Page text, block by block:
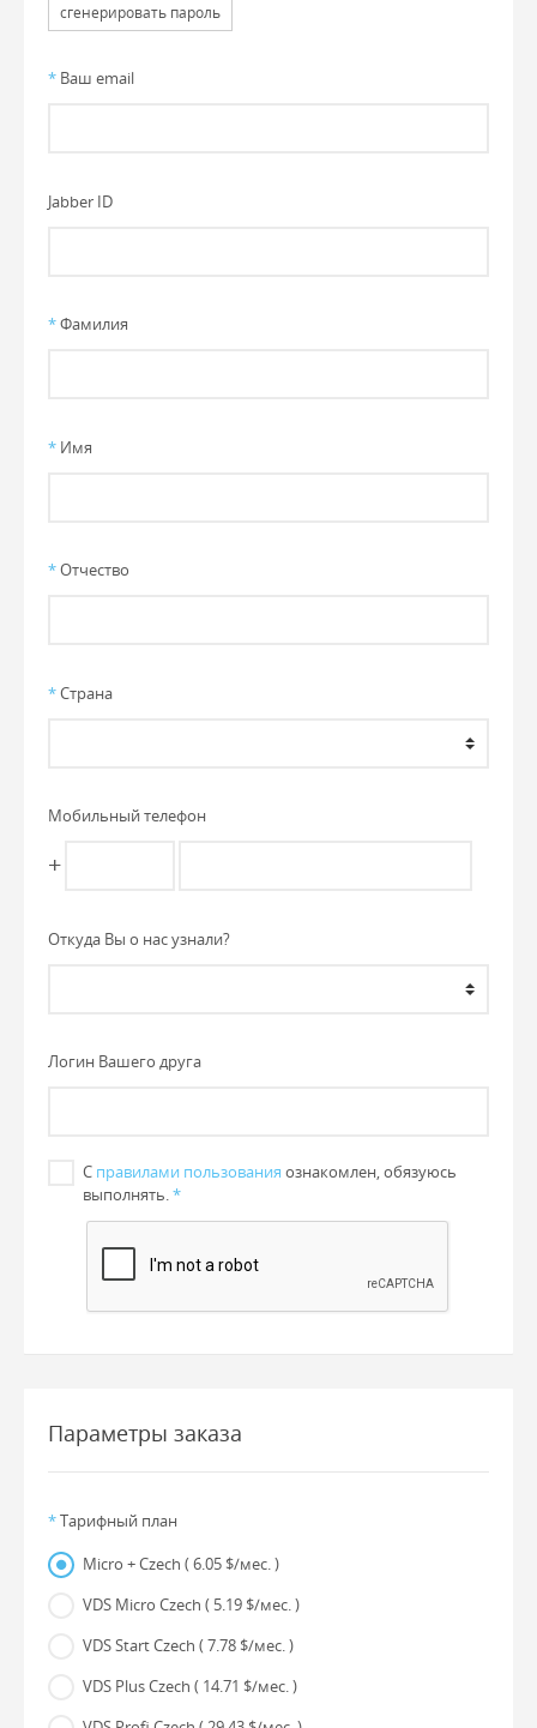
сгенерировать пароль
* Ваш email
Jabber ID
*Фамилия
* Имя
*Отчество
*Страна
Мобильный телефон
+
Откуда Вы о нас узнали?
Логин Вашего друга
С правилами пользования ознакомлен, обязуюсь
выполнять.*
Параметры заказа
*Тарифный план
Micro + Czech ( 6.05 $/мес. )
VDS Micro Czech ( 5.19 $/мес. )
VDS Start Czech ( 7.78 $/мес. )
VDS Plus Czech ( 14.71 $/мес. )